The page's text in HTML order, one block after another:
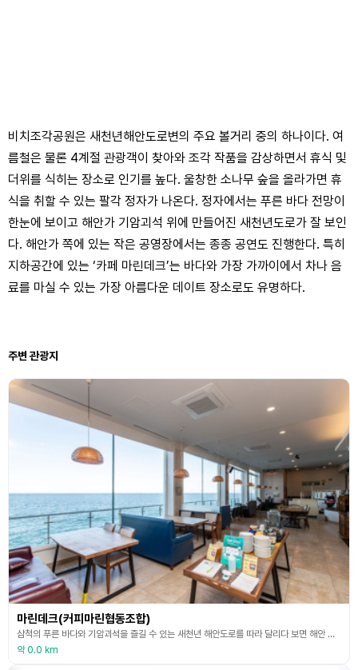
비치조각공원은 새천년해안도로변의 주요 볼거리 중의 하나이다. 여
름철은 물론 4계절 관광객이 찾아와 조각 작품을 감상하면서 휴식 및
더위를 식히는 장소로 인기를 높다. 울창한 소나무 숲을 올라가면 휴
식을 취할 수 있는 팔각 정자가 나온다. 정자에서는 푸른 바다 전망이
한눈에 보이고 해안가 기암괴석 위에 만들어진 새천년도로가 잘 보인
다. 해안가 쪽에 있는 작은 공영장에서는 종종 공연도 진행한다. 특히
지하공간에 있는 ‘카페 마린데크’는 바다와 가장 가까이에서 차나 음
료를 마실 수 있는 가장 아름다운 데이트 장소로도 유명하다.
주변 관광지
마린데크(커피마린협동조합)
삼척의 푸른 바다와 기암괴석을 즐길 수 있는 새천년 해안도로를 따라 달리다 보면 해안 절벽 위 카페 커피마린협동조합을 만날 수 있다. 지역, 환경과 상생하는 커피 문화 공간으로 자리 잡고 있는 커피마린의 입구에는 지역 예술가들의 전시 작품과 인근 지역에서 생산하는 상품들이 관광객들을 맞이한다. 커피마린협동조합에서 제작한 ‘삼척 로컬 커피 시리즈’ 커피 드립백은 삼척의 5군데 명소와 5개 커피의 풍미를 연결한 기념품이다. 바로 현장에서 구매 가능하며 온라
약 0.0 km